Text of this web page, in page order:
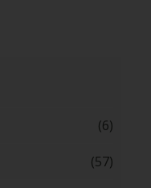
(6)
(57)